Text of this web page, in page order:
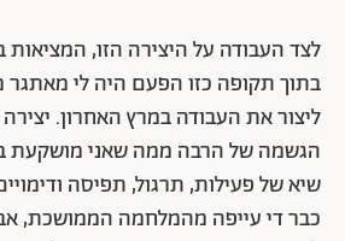
לצד העבודה על היצירה הזו, המציאות
בתוך תקופה כזו הפעם היה לי
ליצור את העבודה במרץ האחרון.
הגשמה של הרבה ממה שאני מושקעת
שיא של פעילות, תרגול, תפיסה
כבר די עייפה מהמלחמה הממושכת,